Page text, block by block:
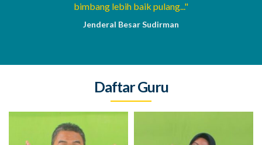
bimbang lebih baik pulang..."
Jenderal Besar Sudirman
Daftar Guru